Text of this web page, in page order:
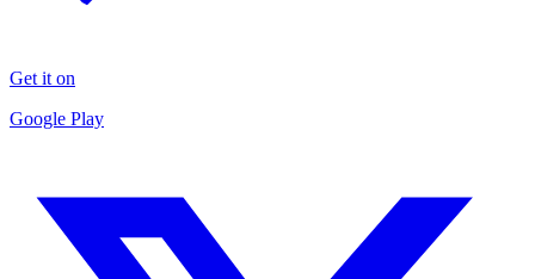
Get it on
Google Play